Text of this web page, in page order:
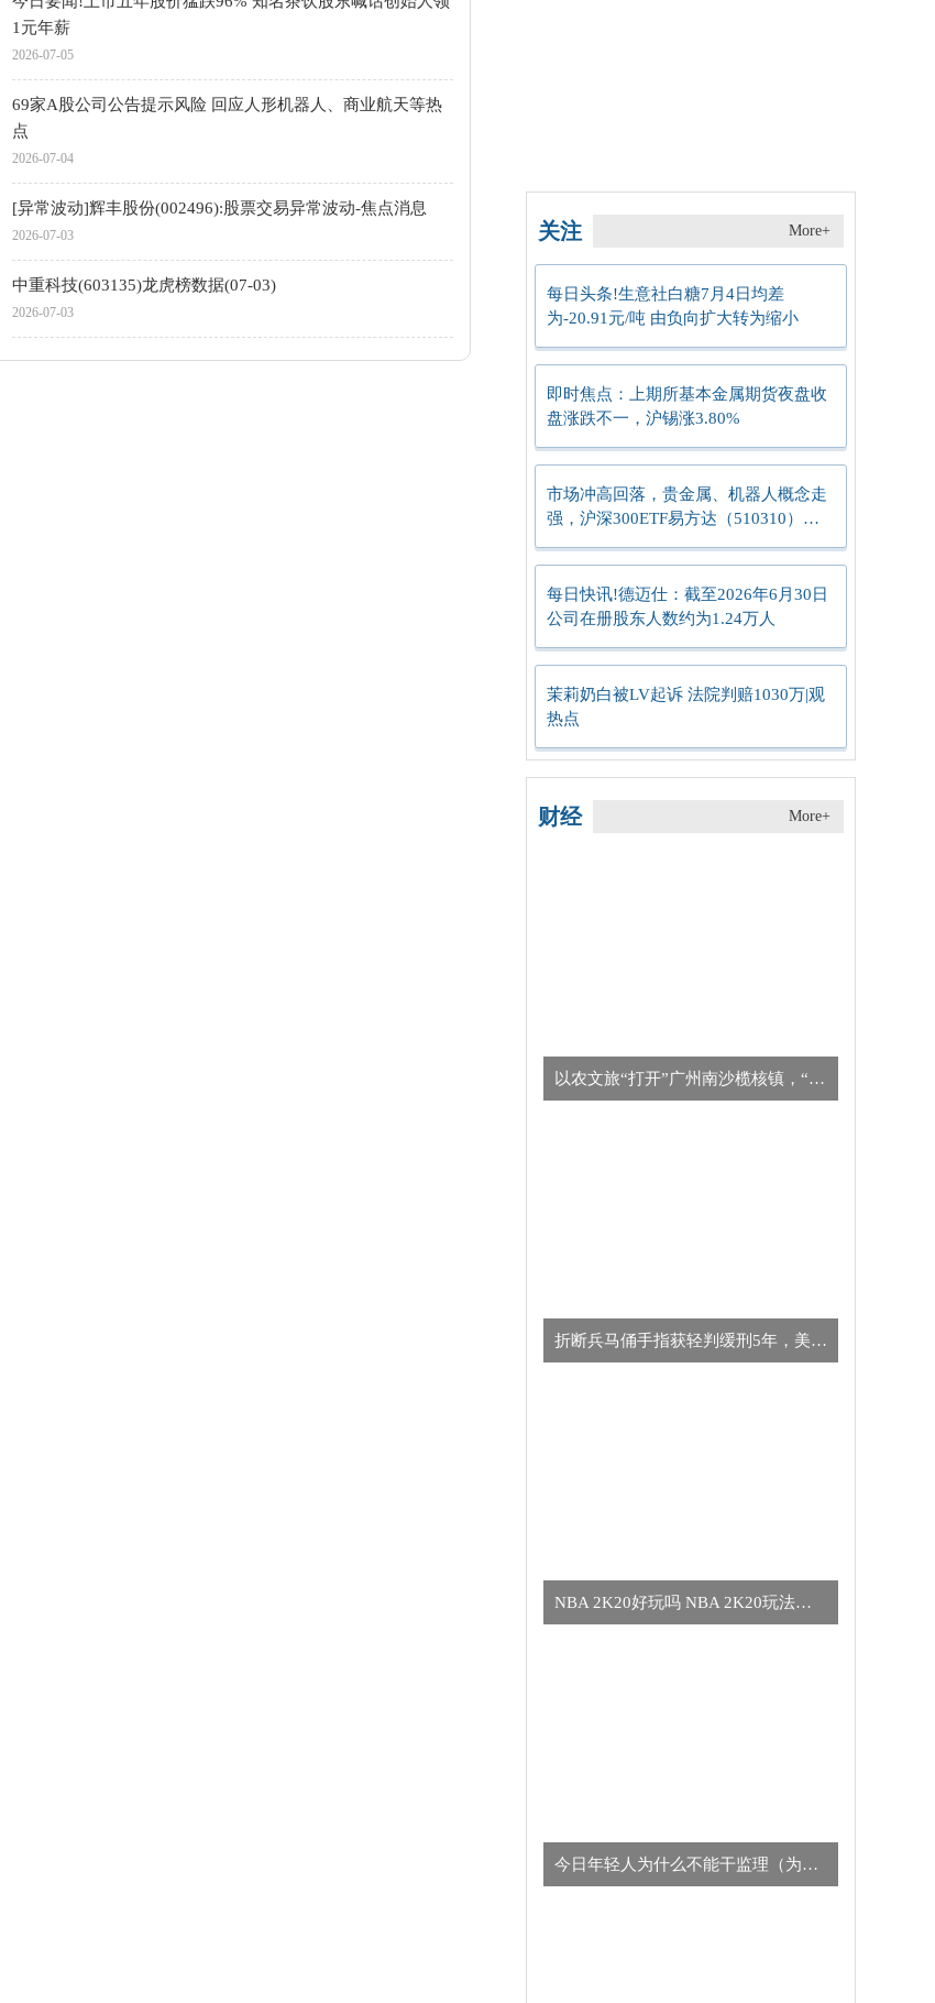
1元年薪
2026-07-05
69家A股公司公告提示风险 回应人形机器人、商业航天等热
点
2026-07-04
[异常波动]辉丰股份(002496):股票交易异常波动-焦点消息
2026-07-03
中重科技(603135)龙虎榜数据(07-03)
2026-07-03
关注 More+
每日头条!生意社白糖7月4日均差
为-20.91元/吨 由负向扩大转为缩小
即时焦点：上期所基本金属期货夜盘收
盘涨跌不一，沪锡涨3.80%
市场冲高回落，贵金属、机器人概念走
强，沪深300ETF易方达（510310）成
每日快讯!德迈仕：截至2026年6月30日
公司在册股东人数约为1.24万人
茉莉奶白被LV起诉 法院判赔1030万|观
热点
财经 More+
以农文旅“打开”广州南沙榄核镇，“星海故里”别有一番风味
​折断兵马俑手指获轻判缓刑5年，美国男子向中方致歉
NBA 2K20好玩吗 NBA 2K20玩法简介
今日年轻人为什么不能干监理（为什么年轻人不适合干监理的真正原因）